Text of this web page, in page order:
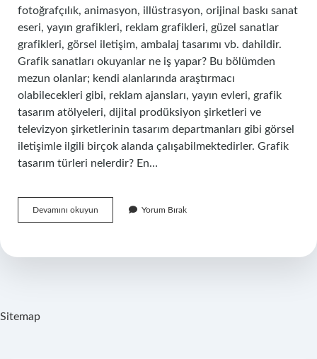
fotoğrafçılık, animasyon, illüstrasyon, orijinal baskı sanat
eseri, yayın grafikleri, reklam grafikleri, güzel sanatlar
grafikleri, görsel iletişim, ambalaj tasarımı vb. dahildir.
Grafik sanatları okuyanlar ne iş yapar? Bu bölümden
mezun olanlar; kendi alanlarında araştırmacı
olabilecekleri gibi, reklam ajansları, yayın evleri, grafik
tasarım atölyeleri, dijital prodüksiyon şirketleri ve
televizyon şirketlerinin tasarım departmanları gibi görsel
iletişimle ilgili birçok alanda çalışabilmektedirler. Grafik
tasarım türleri nelerdir? En…
Devamını okuyun
Sanatları
Yorum Bırak
Sitemap